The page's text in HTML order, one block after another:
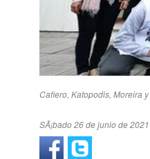
Cafiero, Katopodis, Moreira
SÃ¡bado 26 de junio de